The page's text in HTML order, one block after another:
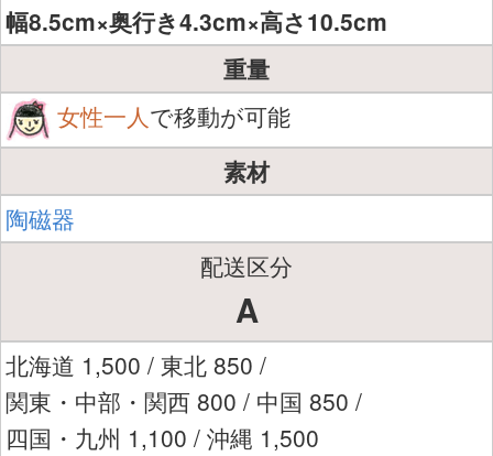
幅8.5cm×奥行き4.3cm×高さ10.5cm
重量
女性一人で移動が可能
素材
陶磁器
配送区分
A
北海道 1,500 / 東北 850 /
関東・中部・関西 800 / 中国 850 /
四国・九州 1,100 / 沖縄 1,500